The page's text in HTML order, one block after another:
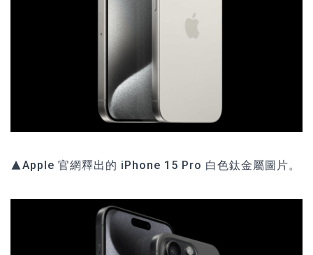
▲Apple 官網釋出的 iPhone 15 Pro 白色鈦金屬圖片。